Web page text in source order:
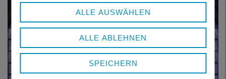
ALLE AUSWÄHLEN
ALLE ABLEHNEN
SPEICHERN